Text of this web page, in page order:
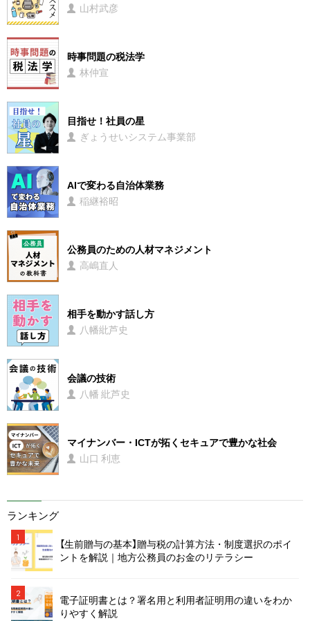
山村武彦
時事問題の税法学
林仲宣
目指せ！社員の星
ぎょうせいシステム事業部
AIで変わる自治体業務
稲継裕昭
公務員のための人材マネジメント
高嶋直人
相手を動かす話し方
八幡紕芦史
会議の技術
八幡 紕芦史
マイナンバー・ICTが拓くセキュアで豊かな社会
山口 利恵
ランキング
1
【生前贈与の基本】贈与税の計算方法・制度選択のポイ
ントを解説｜地方公務員のお金のリテラシー
2
電子証明書とは？署名用と利用者証明用の違いをわか
りやすく解説